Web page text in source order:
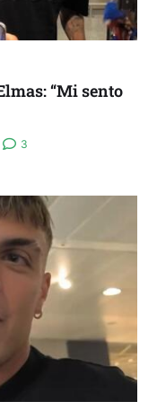
“Mi sento
3